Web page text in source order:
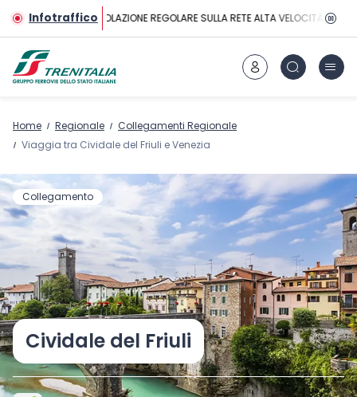
Vai al contenuto principale
InfotrafficoCIRCOLAZIONE REGOLARE SULLA RETE ALTA VELOCITÀ
Home Regionale
Collegamenti Regionale
Viaggia tra Cividale del Friuli e Venezia
Collegamento
Cividale del Friuli